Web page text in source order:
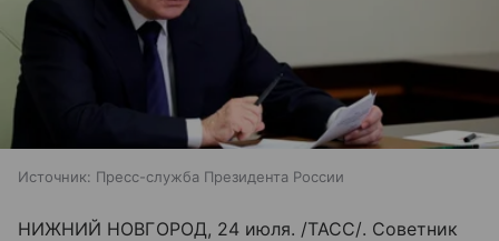
Источник: Пресс-служба Президента России
НИЖНИЙ НОВГОРОД, 24 июля. /ТАСС/. Советник